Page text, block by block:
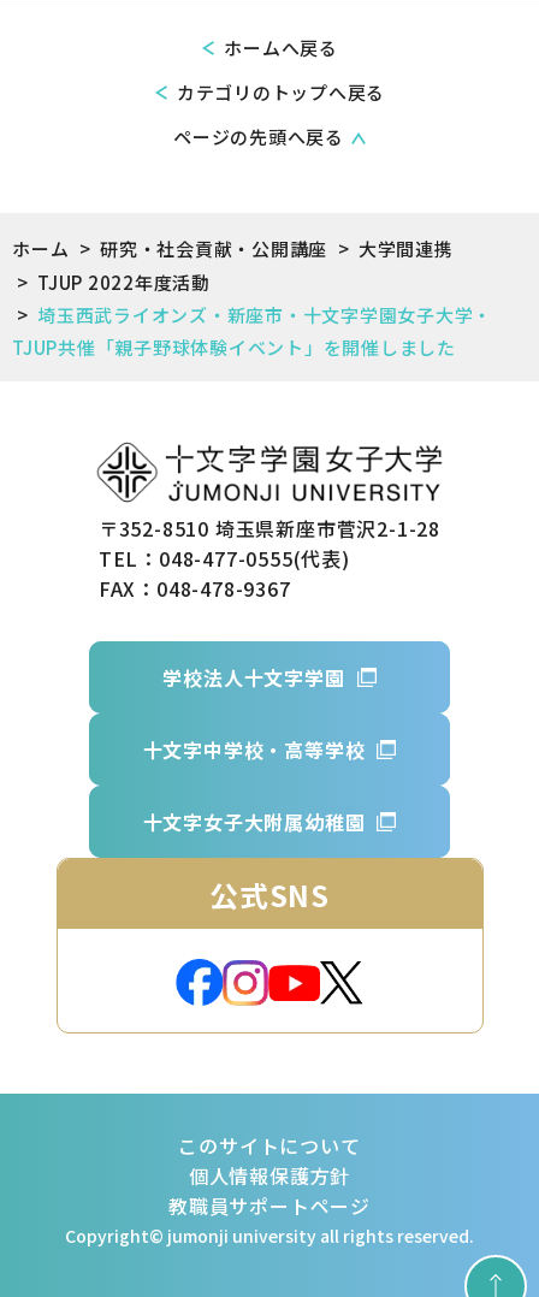
カテゴリのトップへ戻る
ホームへ戻る
ページの先頭へ戻る
ホーム >研究・社会貢献・公開講座 > 大学間連携
> TJUP 2022年度活動
> 埼玉西武ライオンズ・新座市・十文字学園女子大学・
TJUP共催「親子野球体験イベント」を開催しました
〒352-8510 埼玉県新座市菅沢2-1-28
TEL：048-477-0555(代表)
FAX：048-478-9367
学校法人十文字学園
十文字中学校・高等学校
十文字女子大附属幼稚園
公式SNS
Copyright© jumonji university all rights reserved.
このサイトについて
個人情報保護方針
教職員サポートページ